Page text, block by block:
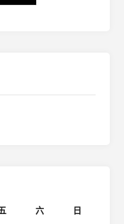
六
日